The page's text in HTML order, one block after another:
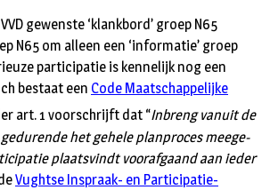
ge­wenste ‘klankbord’ groep N65
N65 om alleen een ‘informatie’ groep
participatie is kennelijk nog een
bestaat een Code Maatschappelijke
art. 1 voorschrijft dat “Inbreng vanuit de
het gehele plan­proces meege­
plaatsvindt vooraf­gaand aan ieder
Vughtse Inspraak- en Participa­tie­